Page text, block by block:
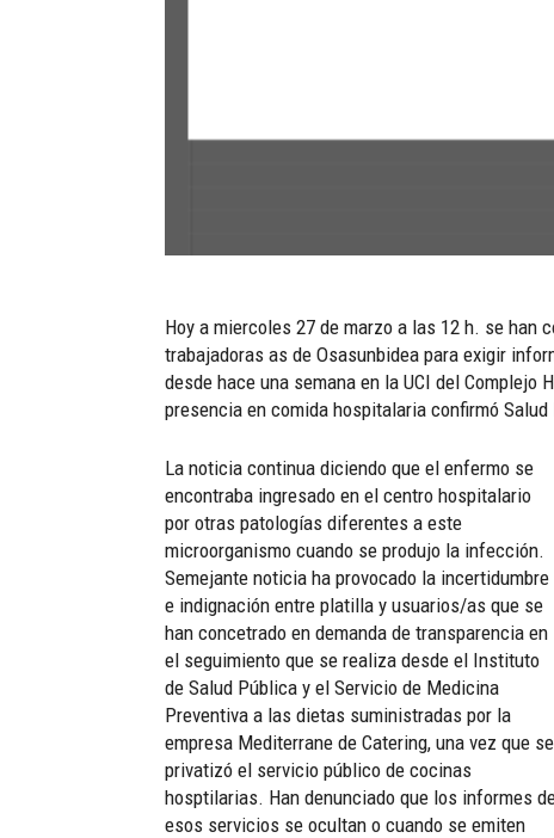
Hoy a miercoles 27 de marzo a las 12 h. se han
trabajadoras as de Osasunbidea para exigir
desde hace una semana en la UCI del
presencia en comida hospitalaria confirmó
La noticia continua diciendo que el enfermo se
encontraba ingresado en el centro hospitalario
por otras patologías diferentes a este
microorganismo cuando se produjo la infección.
Semejante noticia ha provocado la incertidumbre
e indignación entre platilla y usuarios/as que se
han concetrado en demanda de transparencia en
el seguimiento que se realiza desde el Instituto
de Salud Pública y el Servicio de Medicina
Preventiva a las dietas suministradas por la
empresa Mediterrane de Catering, una vez que se
privatizó el servicio público de cocinas
hosptilarias. Han denunciado que los informes
esos servicios se ocultan o cuando se emiten